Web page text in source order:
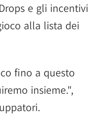
e gli incentivi
alla lista dei
fino a questo
insieme.",